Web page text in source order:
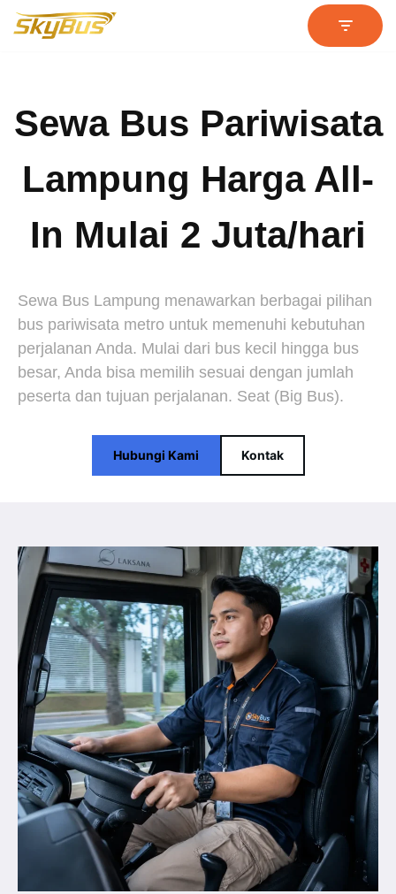
Sewa Bus Pariwisata
Lampung Harga All-
In Mulai 2 Juta/hari
Sewa Bus Lampung menawarkan berbagai pilihan
bus pariwisata metro untuk memenuhi kebutuhan
perjalanan Anda. Mulai dari bus kecil hingga bus
besar, Anda bisa memilih sesuai dengan jumlah
peserta dan tujuan perjalanan. Seat (Big Bus).
Hubungi Kami Kontak